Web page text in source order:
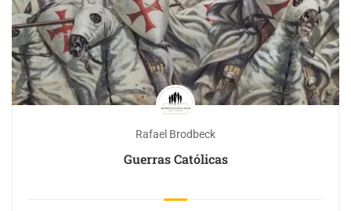
Rafael Brodbeck
Guerras Católicas